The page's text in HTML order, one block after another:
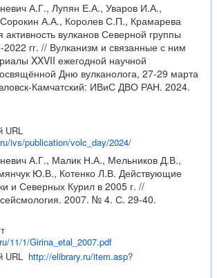
А.Г., Лупян Е.А., Уваров И.А.,
А.А., Королев С.П., Крамарева
вулканов Северной группы
2022 гг. // Вулканизм и связанные с ним
XXVII ежегодной научной
Дню вулканолога, 27-29 марта
Камчатский: ИВиС ДВО РАН. 2024.
ivs/publication/volc_day/2024/
А.Г., Малик Н.А., Мельников Д.В.,
Ю.В., Котенко Л.В. Действующие
и Северных Курил в 2005 г. //
2007. № 4. С. 29-40.
11/1/Girina_etal_2007.pdf
http://elibrary.ru/item.asp?